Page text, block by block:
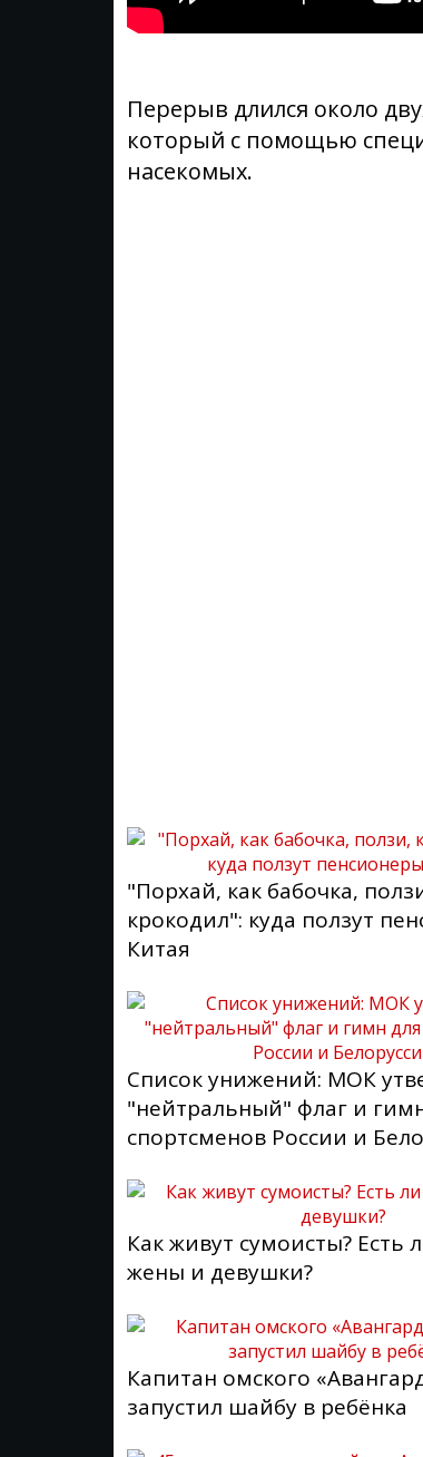
Перерыв длился около
который с помощью
насекомых.
"Порхай, как бабочка,
крокодил": куда ползут
Китая
Список унижений: МОК
"нейтральный" флаг и
спортсменов России и
Как живут сумоисты? Есть
жены и девушки?
Капитан омского
запустил шайбу в ребёнка